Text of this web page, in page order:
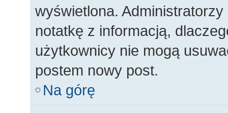
wyświetlona.
notatkę z informacją,
użytkownicy nie mogą
postem nowy post.
Na górę